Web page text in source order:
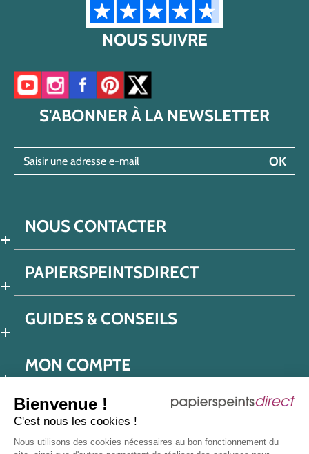
Bienvenue !
C'est nous les cookies !
Nous utilisons des cookies nécessaires au bon fonctionnement du
NOUS SUIVRE
Accéder à notre chaîne YouTube
Accéder à notre compte Instagram
Accéder à notre page Facebook
Accéder à notre compte Pinterest
Accéder à notre compte Twitter/X
S'ABONNER À LA NEWSLETTER
OK
NOUS CONTACTER
PAPIERSPEINTSDIRECT
GUIDES & CONSEILS
MON COMPTE